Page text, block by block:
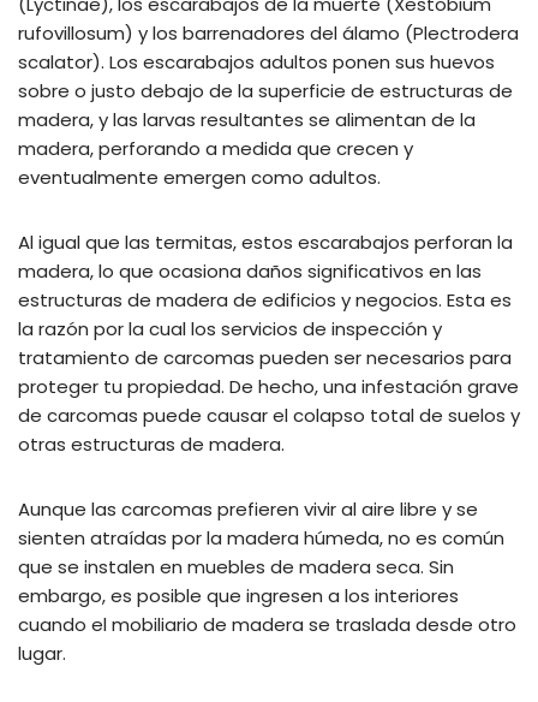
rufovillosum) y los barrenadores del álamo (Plectrodera
scalator). Los escarabajos adultos ponen sus huevos
sobre o justo debajo de la superficie de estructuras de
madera, y las larvas resultantes se alimentan de la
madera, perforando a medida que crecen y
eventualmente emergen como adultos.
Al igual que las termitas, estos escarabajos perforan la
madera, lo que ocasiona daños significativos en las
estructuras de madera de edificios y negocios. Esta es
la razón por la cual los servicios de inspección y
tratamiento de carcomas pueden ser necesarios para
proteger tu propiedad. De hecho, una infestación grave
de carcomas puede causar el colapso total de suelos y
otras estructuras de madera.
Aunque las carcomas prefieren vivir al aire libre y se
sienten atraídas por la madera húmeda, no es común
que se instalen en muebles de madera seca. Sin
embargo, es posible que ingresen a los interiores
cuando el mobiliario de madera se traslada desde otro
lugar.